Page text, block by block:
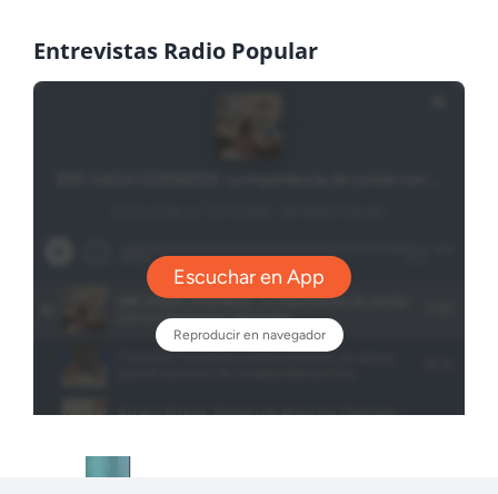
Entrevistas Radio Popular